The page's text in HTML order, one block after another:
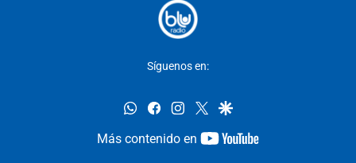
Síguenos en:
whatsappfacebookinstagram
twittergoogle
Más contenido en
youtube-